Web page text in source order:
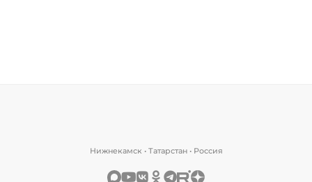
Нижнекамск • Татарстан • Россия